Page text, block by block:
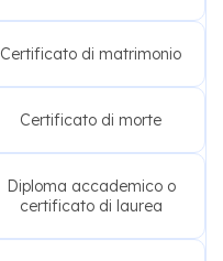
Certificato di matrimonio
Certificato di morte
Diploma accademico o
certificato di laurea